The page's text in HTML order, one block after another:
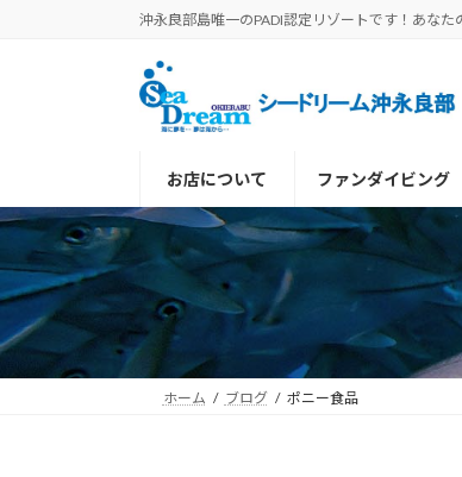
キ
プ
に
動
沖永良部島唯一のPADI認定リゾートです！あなた
お店について ファンダイビング
ホーム ブログ ポニー食品